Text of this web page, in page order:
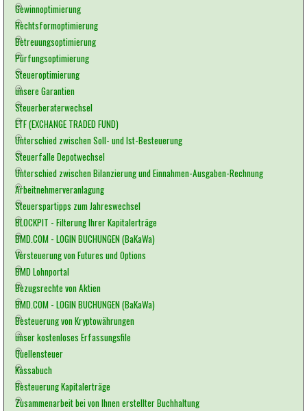
Gewinnoptimierung
Rechtsformoptimierung
Betreuungsoptimierung
Pürfungsoptimierung
Steueroptimierung
unsere Garantien
Steuerberaterwechsel
ETF (EXCHANGE TRADED FUND)
Unterschied zwischen Soll- und Ist-Besteuerung
Steuerfalle Depotwechsel
Unterschied zwischen Bilanzierung und Einnahmen-Ausgaben-Rechnung
Arbeitnehmerveranlagung
Steuerspartipps zum Jahreswechsel
BLOCKPIT - Filterung Ihrer Kapitalerträge
BMD.COM - LOGIN BUCHUNGEN (BaKaWa)
Versteuerung von Futures und Options
BMD Lohnportal
Bezugsrechte von Aktien
BMD.COM - LOGIN BUCHUNGEN (BaKaWa)
Besteuerung von Kryptowährungen
unser kostenloses Erfassungsfile
Quellensteuer
Kassabuch
Besteuerung Kapitalerträge
Zusammenarbeit bei von Ihnen erstellter Buchhaltung